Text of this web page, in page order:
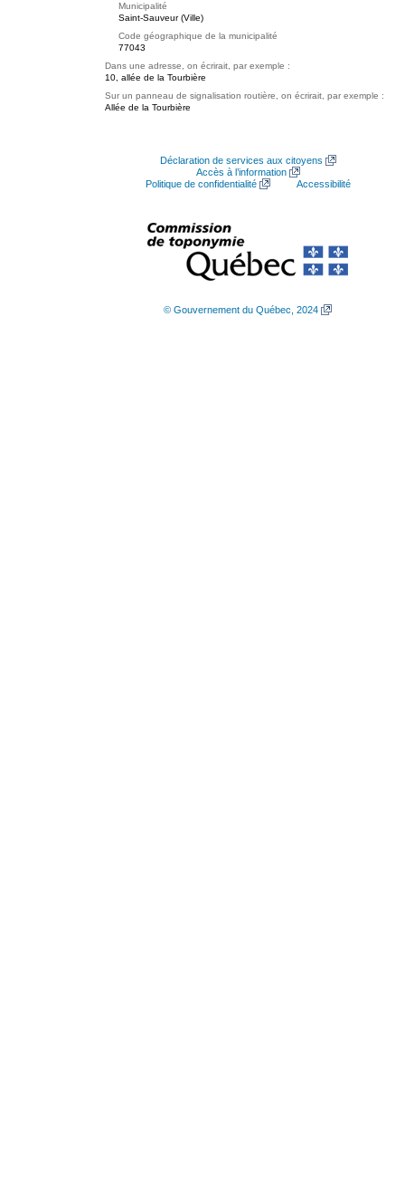
Municipalité
Saint-Sauveur (Ville)
Code géographique de la municipalité
77043
Dans une adresse, on écrirait, par exemple :
10, allée de la Tourbière
Sur un panneau de signalisation routière, on écrirait, par exemple :
Allée de la Tourbière
Déclaration de services aux citoyens
Accès à l’information
Politique de confidentialité
Accessibilité
© Gouvernement du Québec, 2024